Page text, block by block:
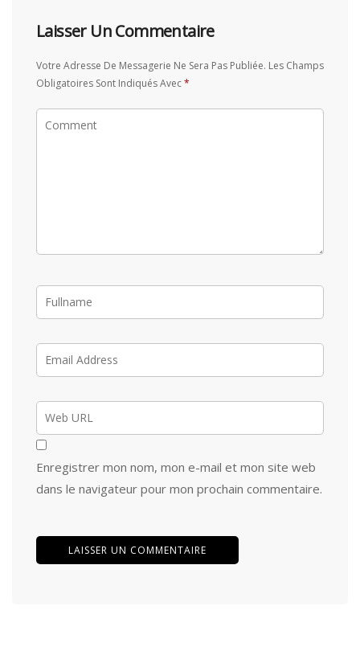
Laisser Un Commentaire
Votre Adresse De Messagerie Ne Sera Pas Publiée. Les Champs
Obligatoires Sont Indiqués Avec*
Enregistrer mon nom, mon e-mail et mon site web
dans le navigateur pour mon prochain commentaire.